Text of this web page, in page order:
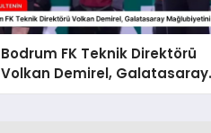
Bodrum FK Teknik Direktörü
Volkan Demirel, Galatasaray
Mağlubiyetini Değerlendirdi